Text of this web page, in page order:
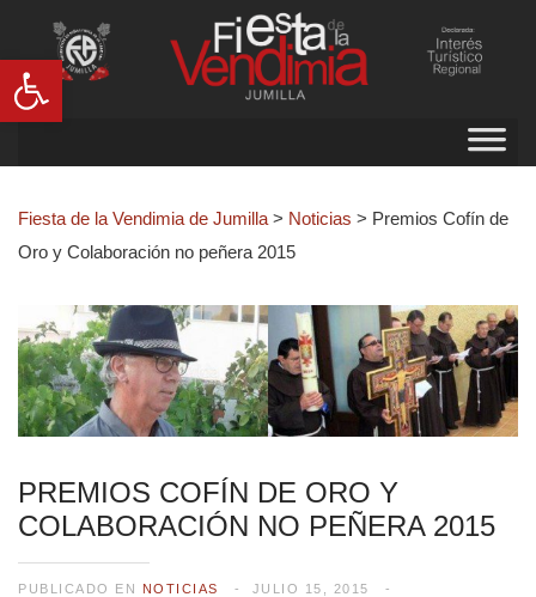
Abrir barra de herramientas
Fiesta de la Vendimia de Jumilla > Noticias > Premios Cofín de
Oro y Colaboración no peñera 2015
PREMIOS COFÍN DE ORO Y
COLABORACIÓN NO PEÑERA 2015
PUBLICADO EN NOTICIAS
JULIO 15, 2015